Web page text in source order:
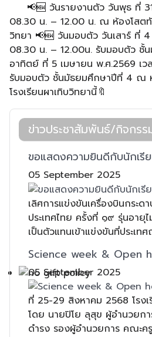
📢🆕 วันรายงานตัว วันพุธ ที่
08.30 น. – 12.00 น. ณ ห้องโสตทั
วิทยา 📢🆕 วันมอบตัว วันเสาร์ ที่
08.30 น. – 12.00น. รับมอบตัว ชั้
อาทิตย์ ที่ 5 เมษายน พ.ศ.2569 เ
รับมอบตัว ชั้นมัธยมศึกษาปีที่ 4 ณ
โรงเรียนผาเทิบวิทยานี้🔖
ข่าวประชาสัมพันธ์/กิจกรร
ขอแสดงความยินดีกับนักเรี
05 September 2025
เลิศการแข่งขันเครื่องบินกระด
ประเทศไทย ครั้งที่ ๑๙ รุ่นอายุ
เป็นตัวแทนเข้าแข่งขันที่ประเท
Science week & Open
05 September 2025
ที่ 25-29 สิงหาคม 2568 โรงเ
โดย นายปิโย ลุสุข ผู้อำนวยก
ดำรง รองผู้อำนวยการ คณะค